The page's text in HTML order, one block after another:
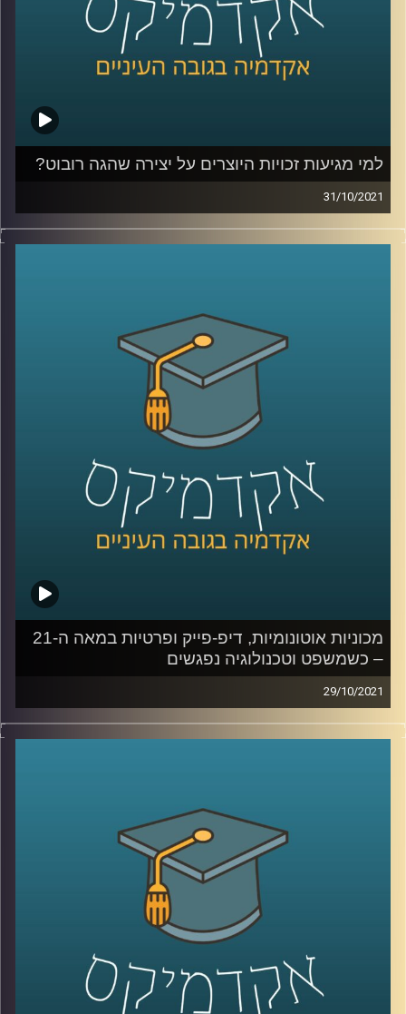
לשיחה עם ד"ר אביב גאון על דיני זכויות היוצרים בעידן הבינה
המלאכותית – לחצו כאן
קרדיט תמונות:AudioVersity
למי מגיעות זכויות היוצרים על יצירה שהגה רובוט?
31/10/2021
רובטים שמייצרים דברים בעצמם! זה נשמע כמו מדע בדיוני
אבל האמת שאת הניצנים של התופעה אפשר לראות כבר
ד"ר אביב גאון, מנהל בית הספר הארי רדזינר למשפטים וכותב
הספר "עתיד דיני זכויות היוצרים בעידן הבינה המלאכותית"
(The Future of Copyright in the Age of Artificial
Intelligence) מדבר על הסוגיות המשפטיות בזכויות היוצרים
לשיחה עם ד"ר אביב גאון בנושא הקשר בין משפט לטכנולוגיה
– לחצו כאן
לשיחה עם ד"ר אביב גאון בנושא תיקי פייסבוק והקשר בין
קרדיט תמונות:AudioVersity
מכוניות אוטונומיות, דיפ-פייק ופרטיות במאה ה-21
– כשמשפט וטכנולוגיה נפגשים
29/10/2021
מכוניות אוטונומיות שנוסעות ללא שליטת אדם נמצאות
ברגעים אלו על כבישי ישראל כשהחוק עדיין מחייב נהג
תהיה המשמעות של עדות בבית משפט כאשר תופעת
ה"דיפ-פייק" תתרחב ולא נוכל לסמוך על מה שאנחנו רואים
האם המשפט עומד בקצב של הסטארט-אפ ניישן? ד"ר אביב
גאון, מומחה למשפט וטכנולוגיה מדבר על הקשר בין שני
לשיחה עם ד"ר אביב גאון בנושא דיני זכויות היוצרים בעידן
הבינה המלאכותית:לחצו כאן